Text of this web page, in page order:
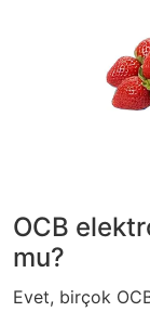
OCB
mu?
Evet, birçok